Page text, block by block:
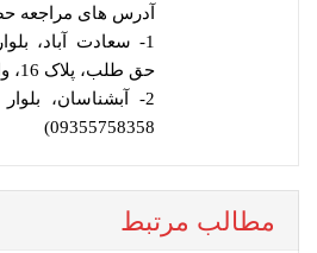
آدرس های مراجعه
1- سعادت آباد،
حق طلب، پلاک 16، واحد 2
2- آبشناسان،
09355758358)
مطالب مرتبط